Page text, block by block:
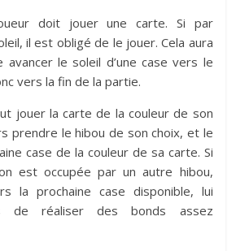
doit jouer une carte. Si par
il est obligé de le jouer. Cela aura
le soleil d’une case vers le
vers la fin de la partie.
jouer la carte de la couleur de son
prendre le hibou de son choix, et le
case de la couleur de sa carte. Si
est occupée par un autre hibou,
la prochaine case disponible, lui
de réaliser des bonds assez